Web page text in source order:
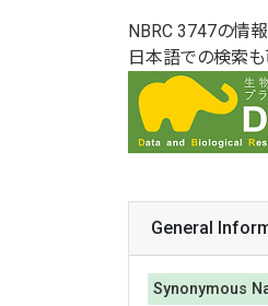
NBRC 3747の情
日本語での検索も
General
Synonymous